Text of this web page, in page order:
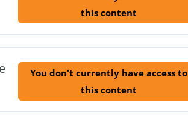
this content
You don't currently have access to
this content